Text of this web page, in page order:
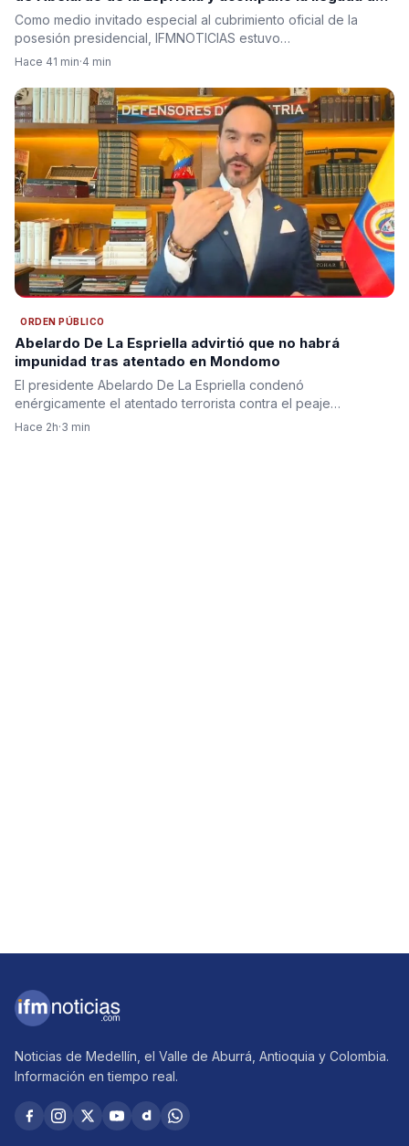
los protagonistas del nuevo Gobierno
Como medio invitado especial al cubrimiento oficial de la
posesión presidencial, IFMNOTICIAS estuvo…
Hace 41 min·4 min
ORDEN PÚBLICO
Abelardo De La Espriella advirtió que no habrá
impunidad tras atentado en Mondomo
El presidente Abelardo De La Espriella condenó
enérgicamente el atentado terrorista contra el peaje…
Hace 2h·3 min
Noticias de Medellín, el Valle de Aburrá, Antioquia y Colombia.
Información en tiempo real.